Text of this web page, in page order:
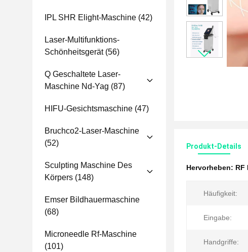
IPL SHR Elight-Maschine (42)
Laser-Multifunktions-
Schönheitsgerät(56)
Q Geschaltete Laser-
Maschine Nd-Yag (87)
HIFU-Gesichtsmaschine (47)
Bruchco2-Laser-Maschine
(52)
Sculpting Maschine Des
Körpers (148)
Emser Bildhauermaschine
(68)
Microneedle Rf-Maschine
(101)
Produkt-Details
Hervorheben: RF
Häufigkeit:
Eingabe:
Handgriffe: